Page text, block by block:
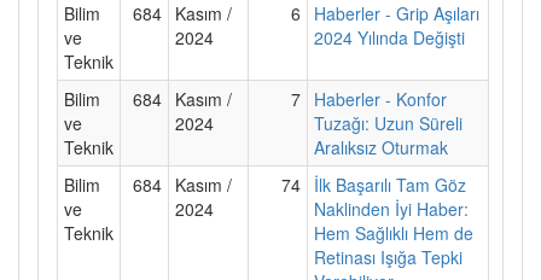
Bilim
ve
Teknik
684 Kasım /
2024
6
Haberler - Grip Aşıları
2024 Yılında Değişti
Bilim
ve
Teknik
684 Kasım /
2024
7 Haberler - Konfor
Tuzağı: Uzun Süreli
Aralıksız Oturmak
Bilim
ve
Teknik
684 Kasım /
2024
74 İlk Başarılı Tam Göz
Naklinden İyi Haber:
Hem Sağlıklı Hem de
Retinası Işığa Tepki